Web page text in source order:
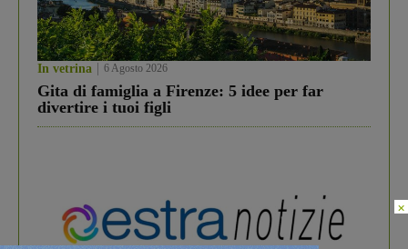
In vetrina 6 Agosto 2026
Gita di famiglia a Firenze: 5 idee per far
divertire i tuoi figli
×